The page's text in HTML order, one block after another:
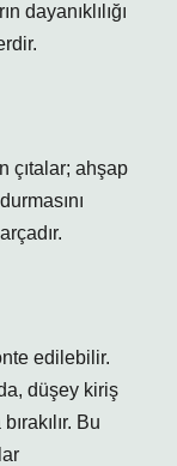
dayanıklılığı
çıtalar; ahşap
edilebilir.
düşey kiriş
Bu